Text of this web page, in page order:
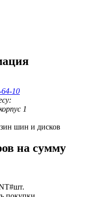
10
1
шин и дисков
на сумму
шт.